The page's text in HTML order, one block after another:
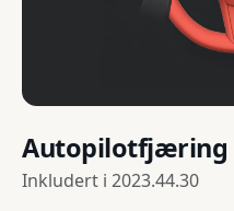
Autopilotfjæring
Inkludert i 2023.44.30